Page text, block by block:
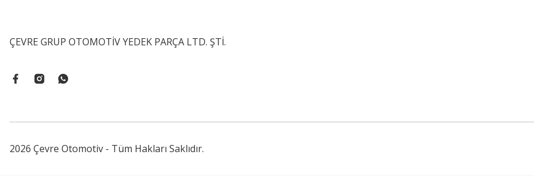
ÇEVRE GRUP OTOMOTİV YEDEK PARÇA LTD. ŞTİ.
2026 Çevre Otomotiv - Tüm Hakları Saklıdır.